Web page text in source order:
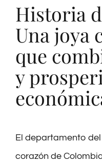
SERVICIOS
RESERVAS
GALERÍA
BLOG
Historia
Una joya
que
y
El departamento
corazón de